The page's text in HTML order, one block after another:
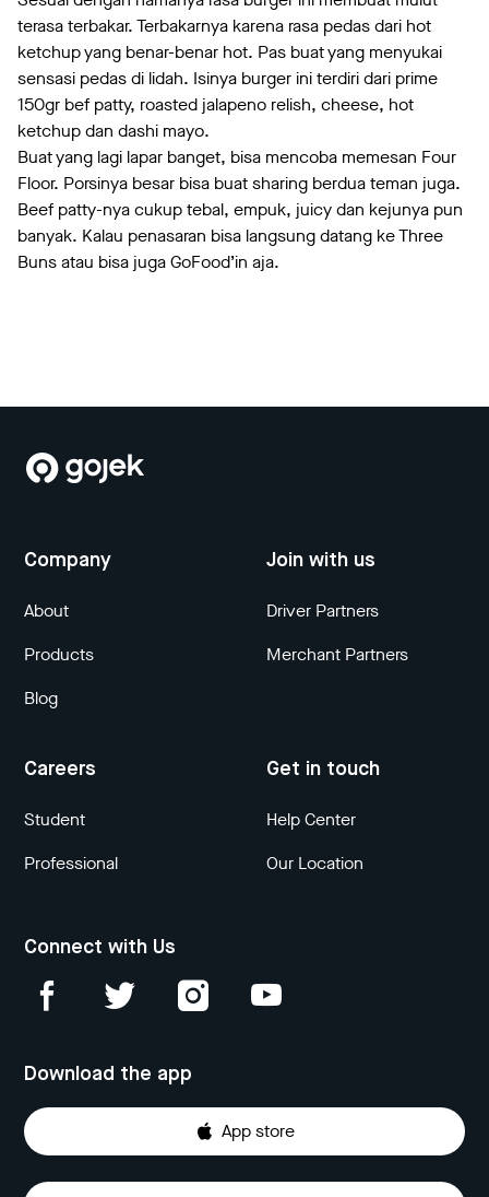
terasa terbakar. Terbakarnya karena rasa pedas dari hot
ketchup yang benar-benar hot. Pas buat yang menyukai
sensasi pedas di lidah. Isinya burger ini terdiri dari prime
150gr bef patty, roasted jalapeno relish, cheese, hot
ketchup dan dashi mayo.
Buat yang lagi lapar banget, bisa mencoba memesan Four
Floor. Porsinya besar bisa buat sharing berdua teman juga.
Beef patty-nya cukup tebal, empuk, juicy dan kejunya pun
banyak. Kalau penasaran bisa langsung datang ke Three
Buns atau bisa juga GoFood’in aja.
Company
About
Products
Blog
Join with us
Driver Partners
Merchant Partners
Careers
Student
Professional
Get in touch
Help Center
Our Location
Connect with Us
Download the app
App store